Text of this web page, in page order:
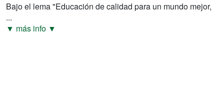
Bajo el lema "Educación de calidad para un mundo mejor,
...
▼ más info ▼